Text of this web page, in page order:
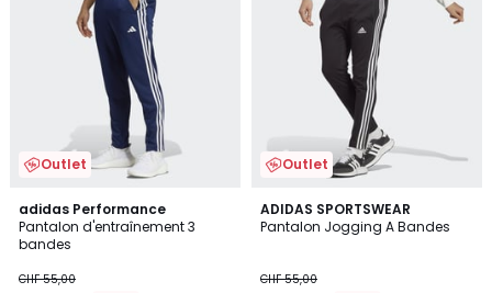
Outlet
adidas Performance
Pantalon d'entraînement 3
bandes
CHF 55,00
4,7
/ 5
Outlet
ADIDAS SPORTSWEAR
Pantalon Jogging A Bandes
CHF 55,00
4,8
/ 5